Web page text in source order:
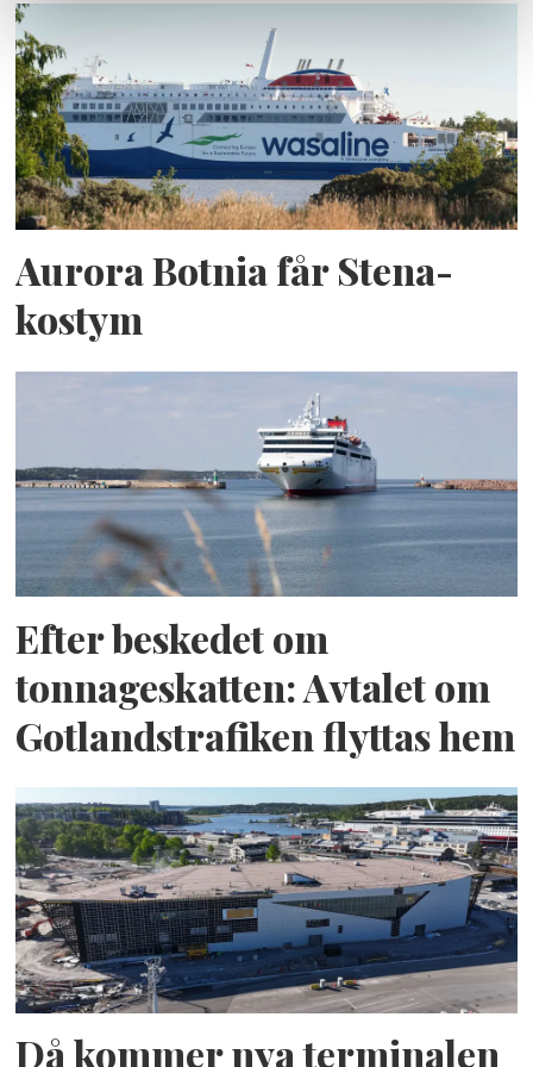
Aurora Botnia får Stena-
kostym
Efter beskedet om
tonnageskatten: Avtalet om
Gotlandstrafiken flyttas hem
Då kommer nya terminalen